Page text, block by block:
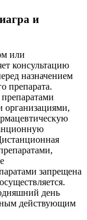
и
или
консультацию
назначением
препарата.
организациями,
запрещена
день
действующим